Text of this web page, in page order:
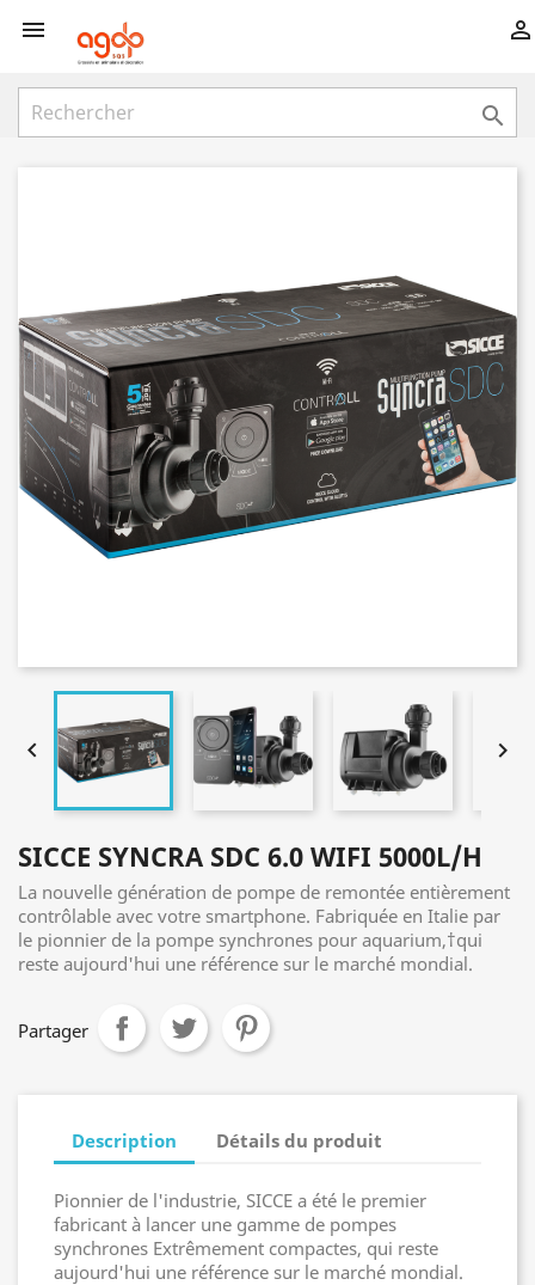
 

 
SICCE SYNCRA SDC 6.0 WIFI 5000L/H
La nouvelle génération de pompe de remontée entièrement
contrôlable avec votre smartphone. Fabriquée en Italie par
le pionnier de la pompe synchrones pour aquarium,†qui
reste aujourd'hui une référence sur le marché mondial.
Partager
Description Détails du produit
Pionnier de l'industrie, SICCE a été le premier
fabricant à lancer une gamme de pompes
synchrones Extrêmement compactes, qui reste
aujourd'hui une référence sur le marché mondial.